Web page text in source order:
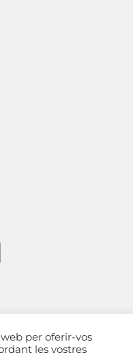
(Barcelona)
per oferir-vos
les vostres